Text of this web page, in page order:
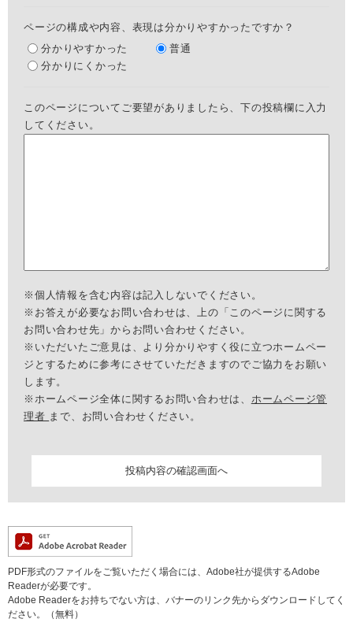
ページの構成や内容、表現は分かりやすかったですか？
分かりやすかった
普通
分かりにくかった
このページについてご要望がありましたら、下の投稿欄に入力
してください。
※個人情報を含む内容は記入しないでください。
※お答えが必要なお問い合わせは、上の「このページに関する
お問い合わせ先」からお問い合わせください。
※いただいたご意見は、より分かりやすく役に立つホームペー
ジとするために参考にさせていただきますのでご協力をお願い
します。
※ホームページ全体に関するお問い合わせは、 ホームページ管
理者 まで、お問い合わせください。
PDF形式のファイルをご覧いただく場合には、Adobe社が提供するAdobe
Readerが必要です。
Adobe Readerをお持ちでない方は、バナーのリンク先からダウンロードしてく
ださい。（無料）